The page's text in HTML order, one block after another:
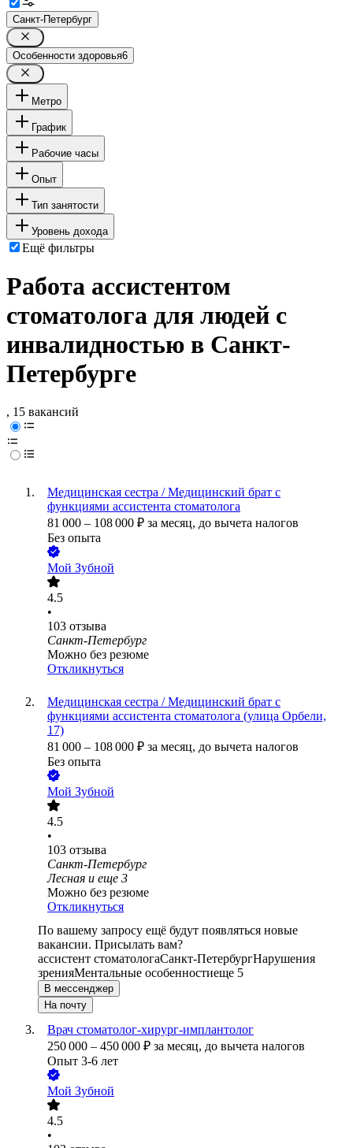
Санкт-Петербург
Особенности здоровья6
Метро
График
Рабочие часы
Опыт
Тип занятости
Уровень дохода
Ещё фильтры
Работа ассистентом
стоматолога для людей с
инвалидностью в Санкт-
Петербурге
, 15 вакансий
Медицинская сестра / Медицинский брат с
функциями ассистента стоматолога
81 000 – 108 000 ₽ за месяц, до вычета налогов
Без опыта
Мой Зубной
4.5
•
103 отзыва
Санкт-Петербург
Можно без резюме
Откликнуться
Медицинская сестра / Медицинский брат с
функциями ассистента стоматолога (улица Орбели,
17)
81 000 – 108 000 ₽ за месяц, до вычета налогов
Без опыта
Мой Зубной
4.5
•
103 отзыва
Санкт-Петербург
Лесная и еще 3
Можно без резюме
Откликнуться
По вашему запросу ещё будут появляться новые
вакансии. Присылать вам?
ассистент стоматологаСанкт-ПетербургНарушения
зренияМентальные особенностиеще 5
В мессенджер
На почту
Врач стоматолог-хирург-имплантолог
250 000 – 450 000 ₽ за месяц, до вычета налогов
Опыт 3-6 лет
Мой Зубной
4.5
•